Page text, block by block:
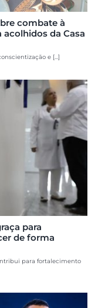
combate à
da Casa
e [...]
para
de forma
para fortalecimento